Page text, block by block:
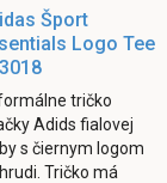
Šport
Logo Tee
tričko
Adids fialovej
s čiernym logom
Tričko má